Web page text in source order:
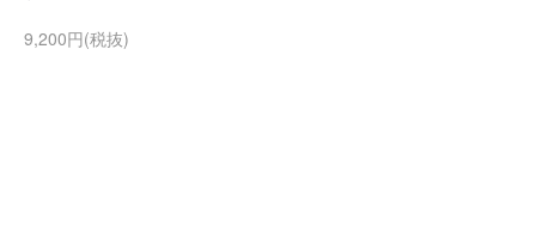
9,200円(税抜)